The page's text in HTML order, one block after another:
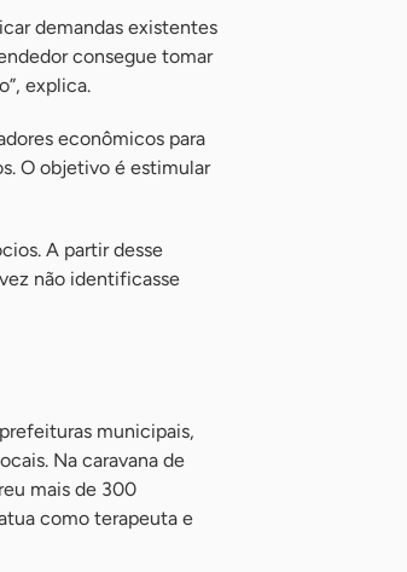
demandas existentes
consegue tomar
explica.
econômicos para
O objetivo é estimular
A partir desse
não identificasse
municipais,
Na caravana de
mais de 300
como terapeuta e